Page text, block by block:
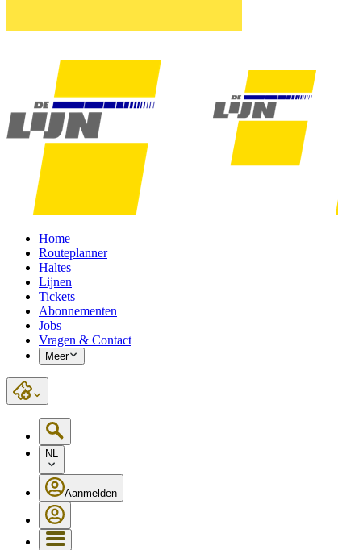
Home
Routeplanner
Haltes
Lijnen
Tickets
Abonnementen
Jobs
Vragen & Contact
Meer
NL
Aanmelden